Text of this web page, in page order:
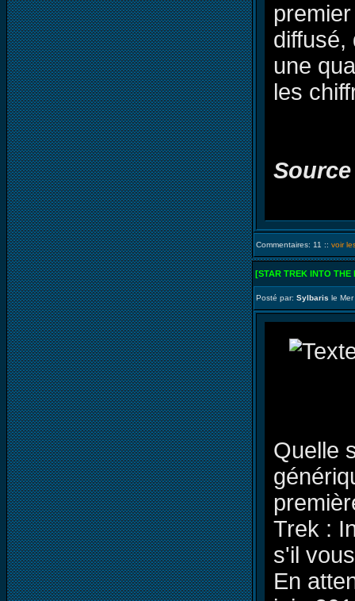
diffusé,
une
les
Source
Commentaires: 11 :: voir
[STAR TREK INTO THE
Posté par: Sylbaris le
Quelle
Trek :
s'il
En